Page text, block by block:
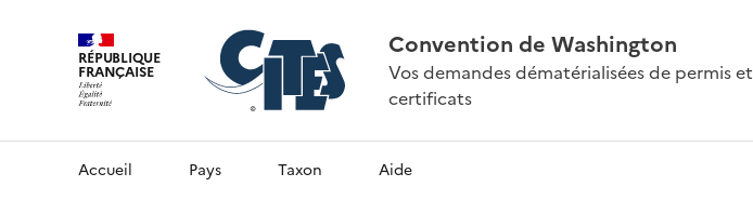
RÉPUBLIQUE
FRANÇAISE
Convention de Washington
Vos demandes dématérialisées de permis et
certificats
Accueil Pays Taxon Aide